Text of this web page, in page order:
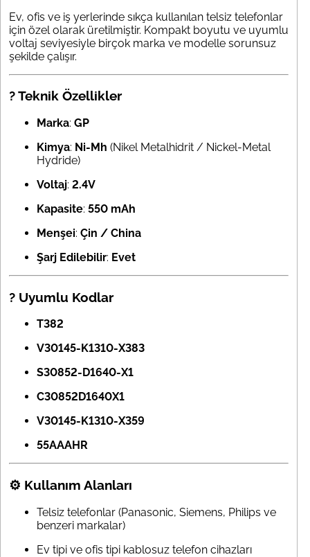
Ev, ofis ve iş yerlerinde sıkça kullanılan telsiz telefonlar
için özel olarak üretilmiştir. Kompakt boyutu ve uyumlu
voltaj seviyesiyle birçok marka ve modelle sorunsuz
şekilde çalışır.
? Teknik Özellikler
Marka: GP
Kimya: Ni-Mh (Nikel Metalhidrit / Nickel-Metal
Hydride)
Voltaj: 2.4V
Kapasite: 550 mAh
Menşei: Çin / China
Şarj Edilebilir: Evet
? Uyumlu Kodlar
T382
V30145-K1310-X383
S30852-D1640-X1
C30852D1640X1
V30145-K1310-X359
55AAAHR
⚙️ Kullanım Alanları
Telsiz telefonlar (Panasonic, Siemens, Philips ve
benzeri markalar)
Ev tipi ve ofis tipi kablosuz telefon cihazları